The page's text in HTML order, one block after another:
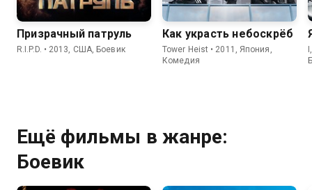
Призрачный патруль
R.I.P.D. • 2013, США, Боевик
Как украсть небоскрёб
Tower Heist • 2011, Япония,
Комедия
Ещё фильмы в жанре:
Боевик